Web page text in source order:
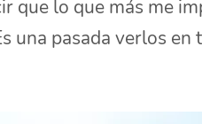
que lo que más me
una pasada verlos en